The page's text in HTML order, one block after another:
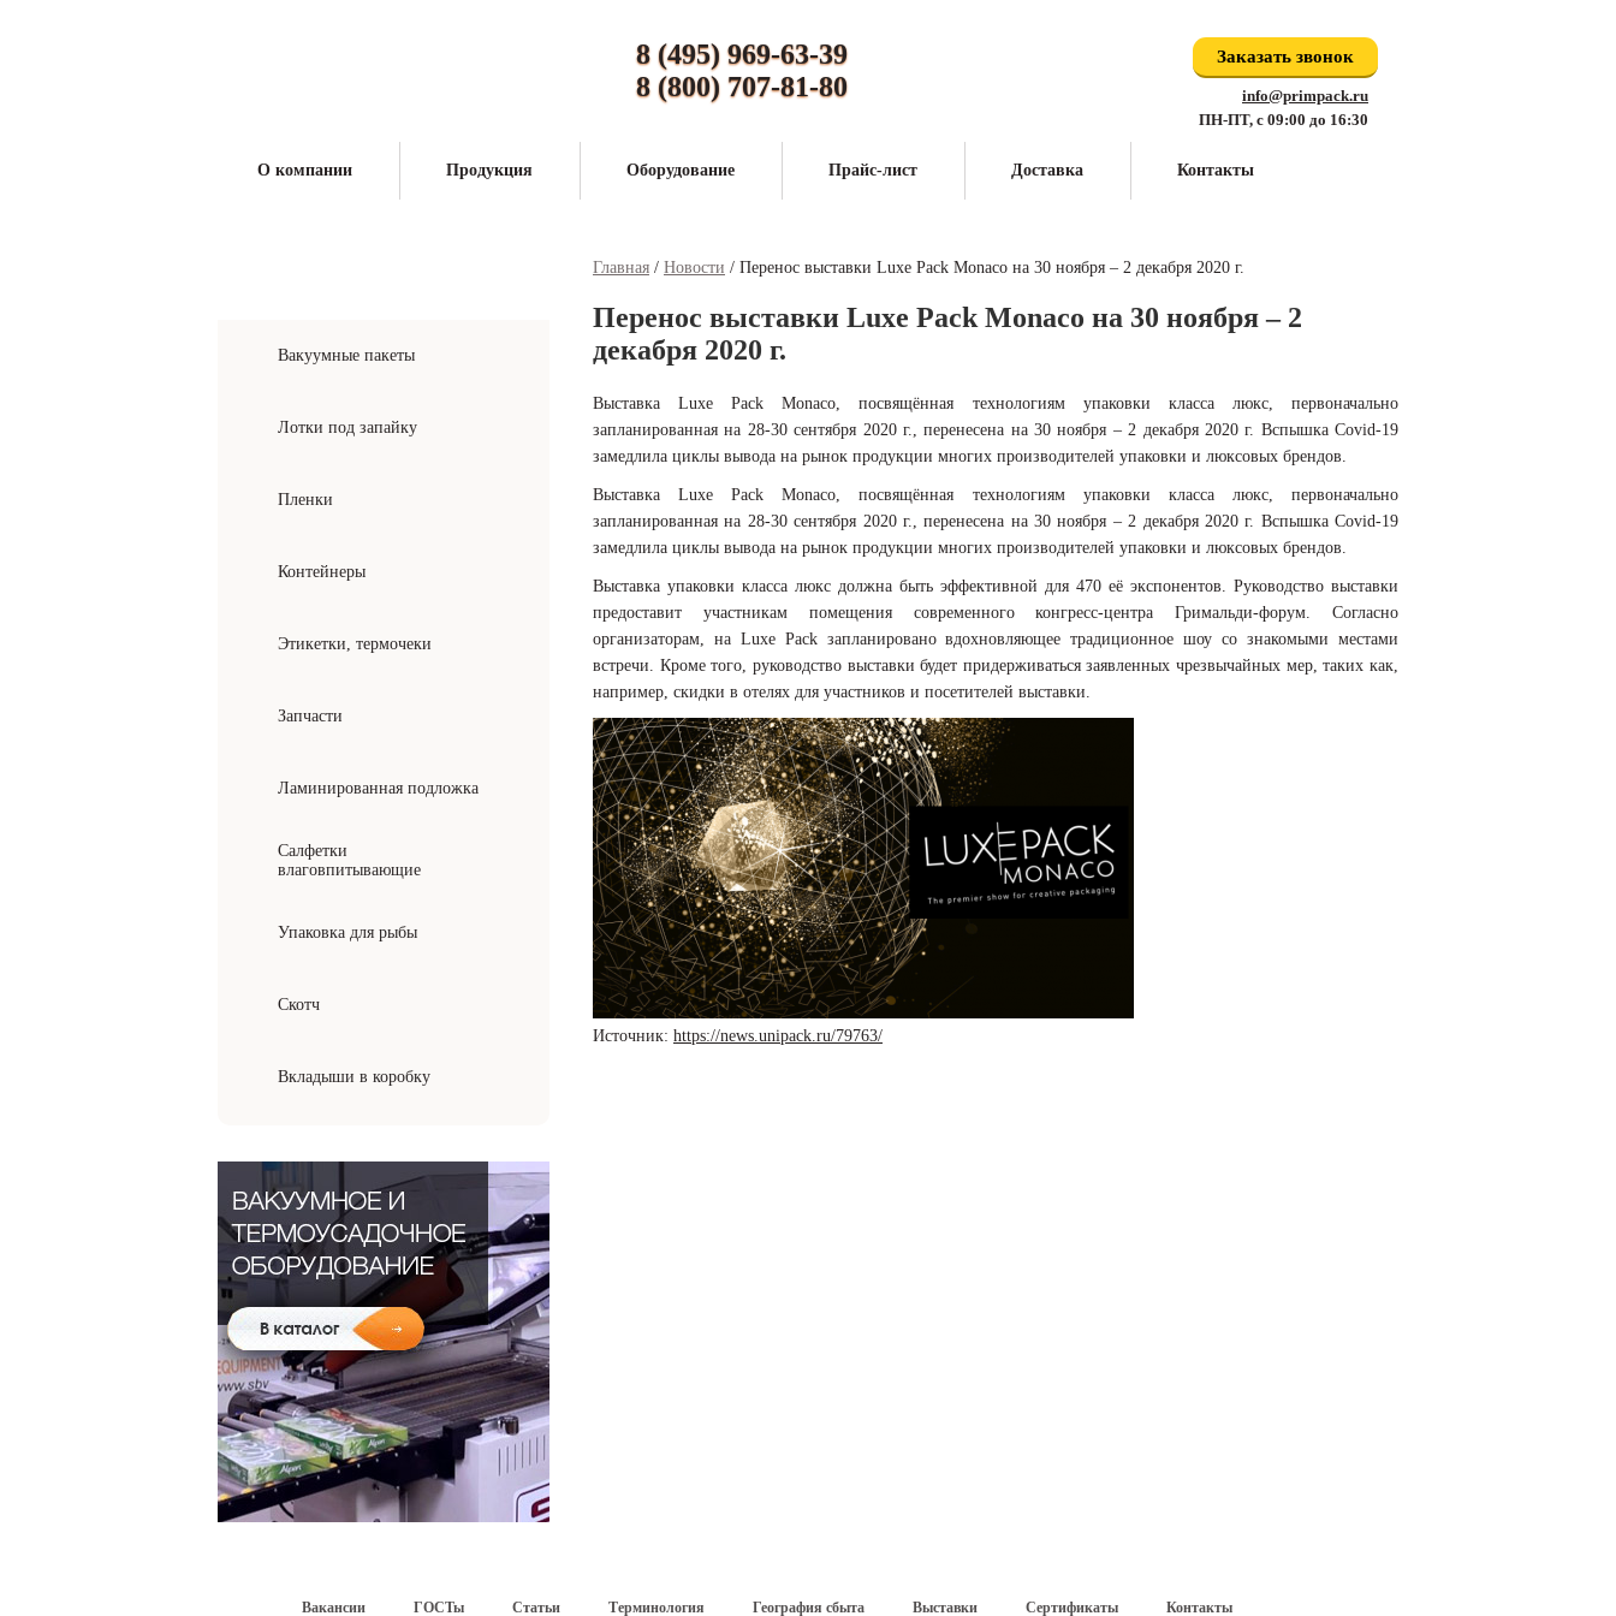
Главная / Новости / Перенос выставки Luxe Pack Monaco на 30 ноября – 2 декабря 2020 г.
Перенос выставки Luxe Pack Monaco на 30 ноября – 2
декабря 2020 г.
Выставка Luxe Pack Monaco, посвящённая технологиям упаковки класса люкс, первоначально
запланированная на 28-30 сентября 2020 г., перенесена на 30 ноября – 2 декабря 2020 г. Вспышка Covid-19
замедлила циклы вывода на рынок продукции многих производителей упаковки и люксовых брендов.
Выставка Luxe Pack Monaco, посвящённая технологиям упаковки класса люкс, первоначально
запланированная на 28-30 сентября 2020 г., перенесена на 30 ноября – 2 декабря 2020 г. Вспышка Covid-19
замедлила циклы вывода на рынок продукции многих производителей упаковки и люксовых брендов.
Выставка упаковки класса люкс должна быть эффективной для 470 её экспонентов. Руководство выставки
предоставит участникам помещения современного конгресс-центра Гримальди-форум. Согласно
организаторам, на Luxe Pack запланировано вдохновляющее традиционное шоу со знакомыми местами
встречи. Кроме того, руководство выставки будет придерживаться заявленных чрезвычайных мер, таких как,
например, скидки в отелях для участников и посетителей выставки.
Источник: https://news.unipack.ru/79763/
Вакуумные пакеты
Лотки под запайку
Пленки
Контейнеры
Этикетки, термочеки
Запчасти
Ламинированная подложка
Салфетки
влаговпитывающие
Упаковка для рыбы
Скотч
Вкладыши в коробку
Вакансии ГОСТы Статьи Терминология География сбыта Выставки Сертификаты Контакты
8 (495) 969-63-39
8 (800) 707-81-80
Заказать звонок
info@primpack.ru
ПН-ПТ, с 09:00 до 16:30
О компании Продукция Оборудование Прайс-лист Доставка Контакты